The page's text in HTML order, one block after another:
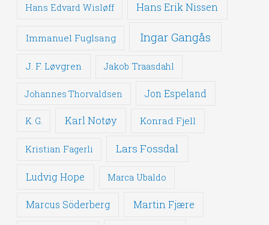
Hans Edvard Wisløff Hans Erik Nissen
Immanuel Fuglsang Ingar Gangås
J. F. Løvgren Jakob Traasdahl
Johannes Thorvaldsen Jon Espeland
K. G. Karl Notøy Konrad Fjell
Kristian Fagerli Lars Fossdal
Ludvig Hope Marca Ubaldo
Marcus Söderberg Martin Fjære